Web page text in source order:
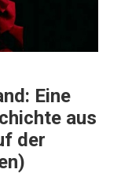
Eine
aus
der